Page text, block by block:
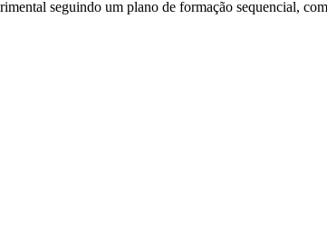
seguindo um plano de formação sequencial,